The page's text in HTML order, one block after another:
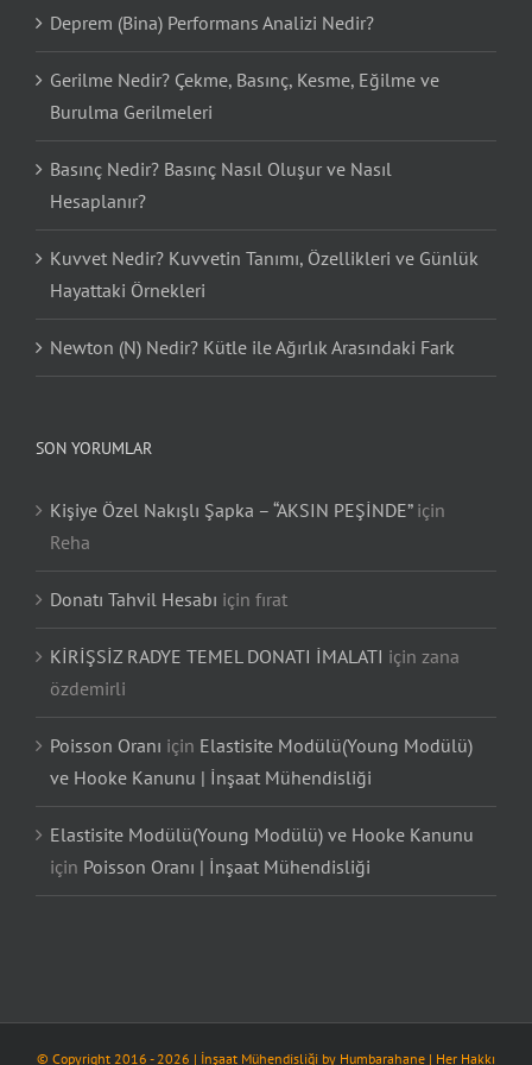
Deprem (Bina) Performans Analizi Nedir?
Gerilme Nedir? Çekme, Basınç, Kesme, Eğilme ve
Burulma Gerilmeleri
Basınç Nedir? Basınç Nasıl Oluşur ve Nasıl
Hesaplanır?
Kuvvet Nedir? Kuvvetin Tanımı, Özellikleri ve Günlük
Hayattaki Örnekleri
Newton (N) Nedir? Kütle ile Ağırlık Arasındaki Fark
SON YORUMLAR
Kişiye Özel Nakışlı Şapka – “AKSIN PEŞİNDE”için
Reha
Donatı Tahvil Hesabı için fırat
KİRİŞSİZ RADYE TEMEL DONATI İMALATI için zana
özdemirli
Poisson Oranı için Elastisite Modülü(Young Modülü)
ve Hooke Kanunu | İnşaat Mühendisliği
Elastisite Modülü(Young Modülü) ve Hooke Kanunu
için Poisson Oranı | İnşaat Mühendisliği
© Copyright 2016 -2026 | İnşaat Mühendisliği by Humbarahane | Her Hakkı